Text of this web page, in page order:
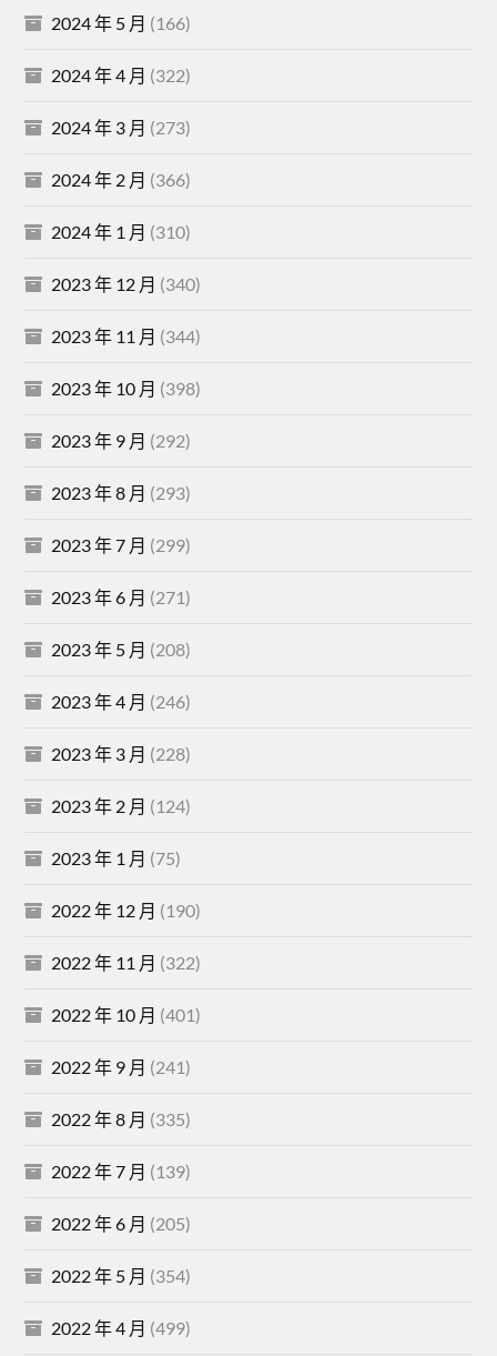
2024 年 5 月 (166)
2024 年 4 月 (322)
2024 年 3 月 (273)
2024 年 2 月 (366)
2024 年 1 月 (310)
2023 年 12 月 (340)
2023 年 11 月 (344)
2023 年 10 月 (398)
2023 年 9 月 (292)
2023 年 8 月 (293)
2023 年 7 月 (299)
2023 年 6 月 (271)
2023 年 5 月 (208)
2023 年 4 月 (246)
2023 年 3 月 (228)
2023 年 2 月 (124)
2023 年 1 月 (75)
2022 年 12 月 (190)
2022 年 11 月 (322)
2022 年 10 月 (401)
2022 年 9 月 (241)
2022 年 8 月 (335)
2022 年 7 月 (139)
2022 年 6 月 (205)
2022 年 5 月 (354)
2022 年 4 月 (499)